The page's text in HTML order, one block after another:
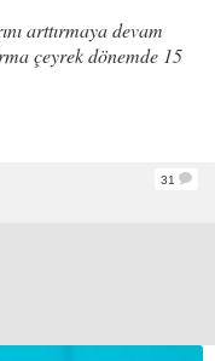
arttırmaya devam
çeyrek dönemde 15
31